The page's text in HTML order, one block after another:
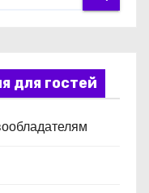
для гостей